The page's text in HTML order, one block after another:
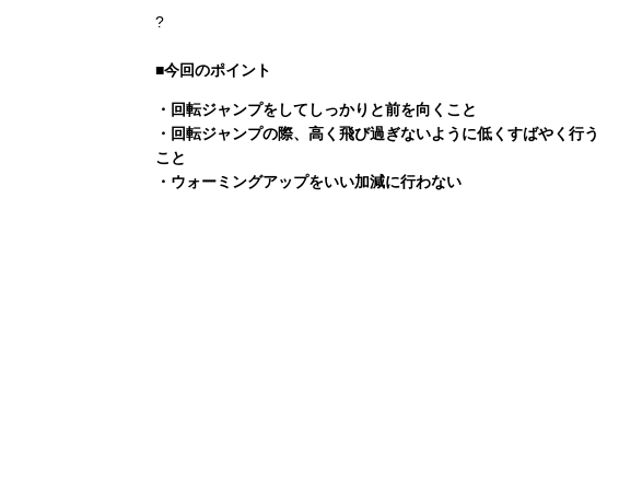
?
■今回のポイント
・回転ジャンプをしてしっかりと前を向くこと
・回転ジャンプの際、高く飛び過ぎないように低くすばやく行う
こと
・ウォーミングアップをいい加減に行わない